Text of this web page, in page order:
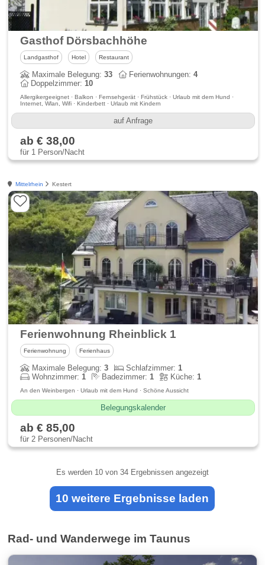
Gasthof Dörsbachhöhe
Landgasthof Hotel Restaurant
Maximale Belegung:33 Ferienwohnungen:4
Doppelzimmer:10
Allergikergeeignet · Balkon · Fernsehgerät · Frühstück · Urlaub mit dem Hund ·
Internet, Wlan, Wifi · Kinderbett · Urlaub mit Kindern
auf Anfrage
ab € 38,00
für 1 Person/Nacht
Mittelrhein Kestert
Ferienwohnung Rheinblick 1
Ferienwohnung Ferienhaus
Maximale Belegung:3 Schlafzimmer:1
Wohnzimmer:1 Badezimmer:1 Küche:1
An den Weinbergen · Urlaub mit dem Hund · Schöne Aussicht
Belegungskalender
ab € 85,00
für 2 Personen/Nacht
Es werden 10von 34 Ergebnissen angezeigt
10 weitere Ergebnisse laden
Rad- und Wanderwege im Taunus